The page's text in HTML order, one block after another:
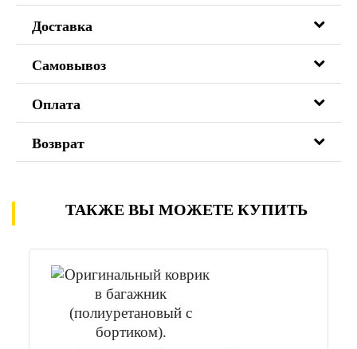
Доставка
Самовывоз
Оплата
Возврат
ТАКЖЕ ВЫ МОЖЕТЕ КУПИТЬ